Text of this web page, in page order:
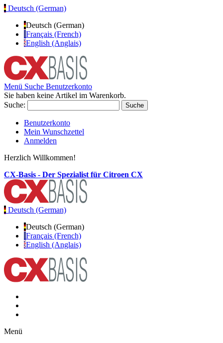
Deutsch (German)
Deutsch (German)
Français (French)
English (Anglais)
Menü Suche Benutzerkonto
Sie haben keine Artikel im Warenkorb.
Suche:
Suche
Benutzerkonto
Mein Wunschzettel
Anmelden
Herzlich Willkommen!
CX-Basis - Der Spezialist für Citroen CX
Deutsch (German)
Deutsch (German)
Français (French)
English (Anglais)
Menü